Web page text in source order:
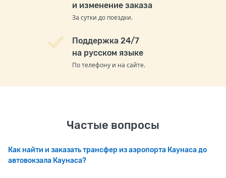
и изменение заказа
За сутки до поездки.
Поддержка 24/7
на русском языке
По телефону и на сайте.
Частые вопросы
Как найти и заказать трансфер из аэропорта Каунаса до
автовокзала Каунаса?